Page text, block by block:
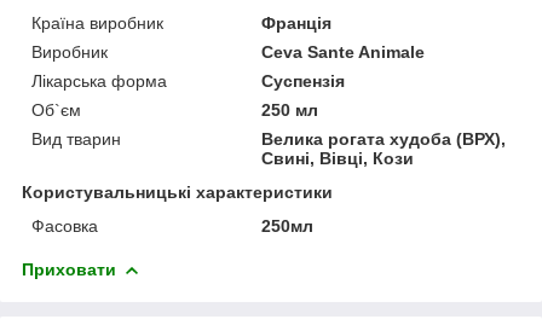
Країна виробник
Франція
Виробник
Ceva Sante Animale
Лікарська форма
Суспензія
Об`єм
250 мл
Вид тварин
Велика рогата худоба (ВРХ),
Свині, Вівці, Кози
Користувальницькі характеристики
Фасовка
250мл
Приховати